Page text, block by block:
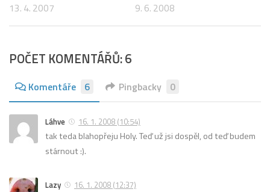
13. 4. 2007 9. 6. 2008
POČET KOMENTÁŘŮ: 6
Komentáře 6 Pingbacky 0
Láhve 16. 1. 2008 (10:54)
tak teda blahopřeju Holy. Teď už jsi dospěl, od teď budem
stárnout :).
Lazy 16. 1. 2008 (12:37)